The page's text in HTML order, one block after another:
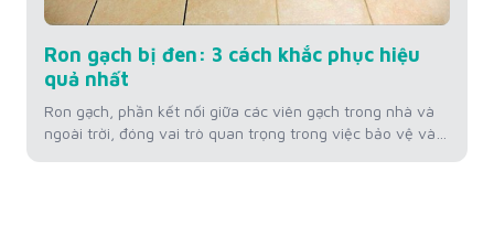
Ron gạch bị đen: 3 cách khắc phục hiệu
quả nhất
Ron gạch, phần kết nối giữa các viên gạch trong nhà và
ngoài trời, đóng vai trò quan trọng trong việc bảo vệ và